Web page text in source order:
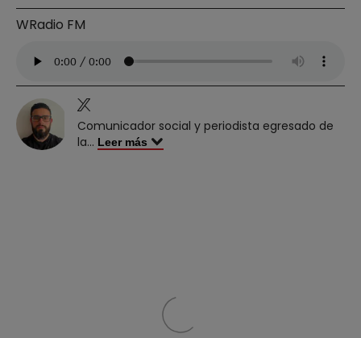
WRadio FM
Comunicador social y periodista egresado de
la... Leer más